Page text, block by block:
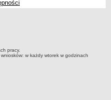
pracy.
w każdy wtorek w godzinach